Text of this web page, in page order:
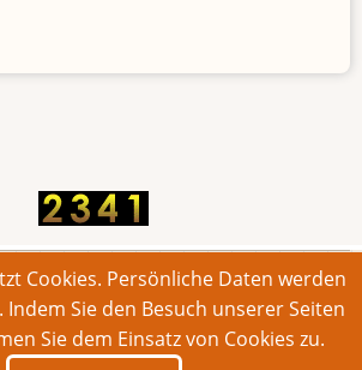
Aufruf. Alle Rechte vorbehalten.
Intern
Cookies. Persönliche Daten werden
Sie den Besuch unserer Seiten
Sie dem Einsatz von Cookies zu.